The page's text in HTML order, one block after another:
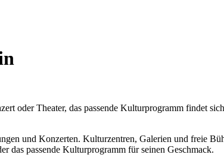
oder Theater, das passende Kulturprogramm findet
und Konzerten. Kulturzentren, Galerien und freie
das passende Kulturprogramm für seinen Geschmack.